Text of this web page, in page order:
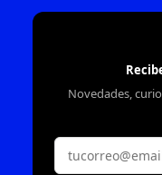
Novedades,